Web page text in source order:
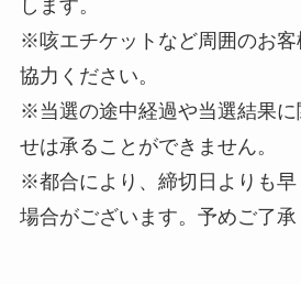
します。
※咳エチケットなど周囲のお
協力ください。
※当選の途中経過や当選結果に
せは承ることができません。
※都合により、締切日よりも早
場合がございます。予めご了承